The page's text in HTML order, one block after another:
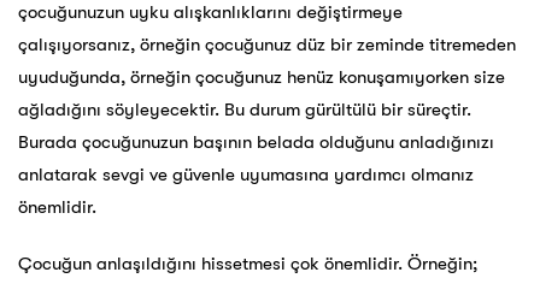
çocuğunuzun uyku alışkanlıklarını değiştirmeye
çalışıyorsanız, örneğin çocuğunuz düz bir zeminde titremeden
uyuduğunda, örneğin çocuğunuz henüz konuşamıyorken size
ağladığını söyleyecektir. Bu durum gürültülü bir süreçtir.
Burada çocuğunuzun başının belada olduğunu anladığınızı
anlatarak sevgi ve güvenle uyumasına yardımcı olmanız
önemlidir.
Çocuğun anlaşıldığını hissetmesi çok önemlidir. Örneğin;